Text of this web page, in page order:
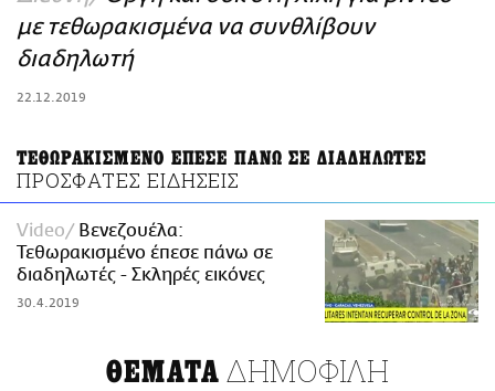
ΑΜΠΑ
PRINT
με τεθωρακισμένα να συνθλίβουν
διαδηλωτή
22.12.2019
ΤΕΘΩΡΑΚΙΣΜΕΝΟ ΕΠΕΣΕ ΠΑΝΩ ΣΕ ΔΙΑΔΗΛΩΤΕΣ
ΠΡΟΣΦΑΤΕΣ ΕΙΔΗΣΕΙΣ
Video
Βενεζουέλα:
Τεθωρακισμένο έπεσε πάνω σε
διαδηλωτές - Σκληρές εικόνες
30.4.2019
ΘΕΜΑΤΑ ΔΗΜΟΦΙΛΗ